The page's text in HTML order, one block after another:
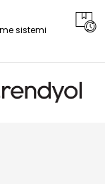
sistemi